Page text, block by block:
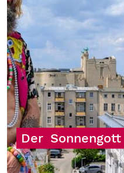
Der Sonnengott